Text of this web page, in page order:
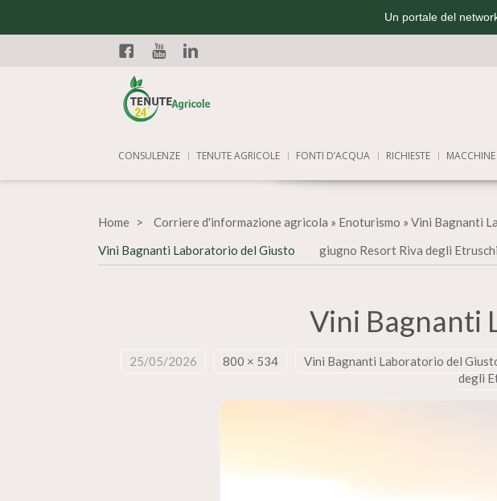
Un portale del
Facebook
CONSULENZE TENUTE AGRICOLE FONTI D’ACQUA RICHIESTE
Home Corriere d'informazione agricola » Enoturismo » Vini Bagnanti
giugno Resort Riva degli
Vini Bagnanti Laboratorio del Giusto
Vini Bagnanti
25/05/2026 800 × 534
Vini Bagnanti Laboratorio del
degli